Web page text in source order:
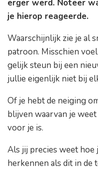
erger werd. Noteer
je hierop reageerde.
Waarschijnlijk zie je al
patroon. Misschien
gelijk steun bij een
jullie eigenlijk niet bij
Of je hebt de neiging
blijven waarvan je
voor je is.
Als jij precies weet hoe
herkennen als dit in de